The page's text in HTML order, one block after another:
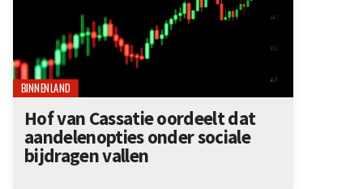
BINNENLAND
Hof van Cassatie oordeelt dat
aandelenopties onder sociale
bijdragen vallen